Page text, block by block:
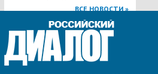
ВСЕ НОВОСТИ »